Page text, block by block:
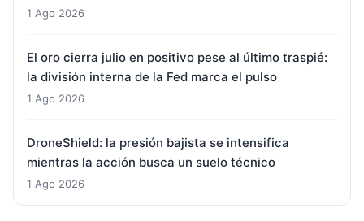
1 Ago 2026
El oro cierra julio en positivo pese al último traspié:
la división interna de la Fed marca el pulso
1 Ago 2026
DroneShield: la presión bajista se intensifica
mientras la acción busca un suelo técnico
1 Ago 2026